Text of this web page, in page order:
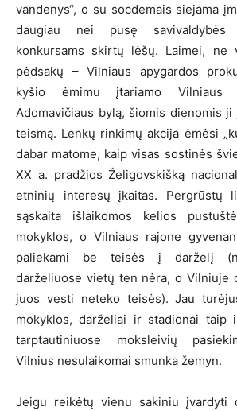
vandenys“, o su socdemais siejama
daugiau nei pusę savivaldybės
konkursams skirtų lėšų. Laimei, ne
pėdsakų – Vilniaus apygardos
kyšio ėmimu įtariamo Vilniaus
Adomavičiaus bylą, šiomis dienomis
teismą. Lenkų rinkimų akcija ėmėsi
dabar matome, kaip visas sostinės
XX a. pradžios Želigovskišką
etninių interesų įkaitas. Pergrūstų
sąskaita išlaikomos kelios
mokyklos, o Vilniaus rajone
paliekami be teisės į darželį
darželiuose vietų ten nėra, o Vilniuje
juos vesti neteko teisės). Jau
mokyklos, darželiai ir stadionai taip
tarptautiniuose moksleivių
Vilnius nesulaikomai smunka žemyn.
Jeigu reikėtų vienu sakiniu įvardyti